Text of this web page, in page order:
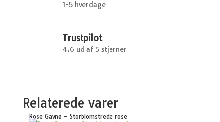
1-5 hverdage
Trustpilot
4.6 ud af 5 stjerner
Relaterede varer
Rose Gavnø – Storblomstrede rose